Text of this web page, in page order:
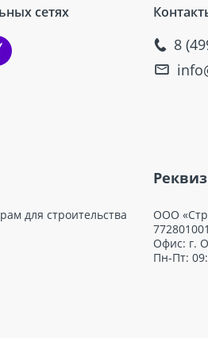
сетях
8
для строительства
ООО
Офис: г.
Пн-Пт: